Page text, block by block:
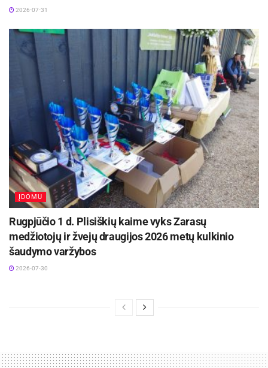
2026-07-31
ĮDOMU
Rugpjūčio 1 d. Plisiškių kaime vyks Zarasų
medžiotojų ir žvejų draugijos 2026 metų kulkinio
šaudymo varžybos
2026-07-30